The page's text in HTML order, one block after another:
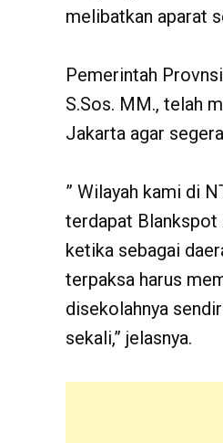
melibatkan aparat
Pemerintah
S.Sos. MM., telah
Jakarta agar
” Wilayah kami di
terdapat Blankspot
ketika sebagai
terpaksa harus
disekolahnya
sekali,” jelasnya.